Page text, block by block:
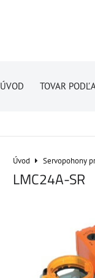
ÚVOD TOVAR
Úvod Servopohony
LMC24A-SR